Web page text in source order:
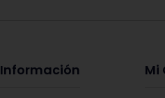
Información Mi